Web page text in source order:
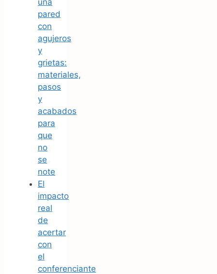
pared
con
agujeros
y
grietas:
materiales,
pasos
y
acabados
para
que
no
se
note
El
impacto
real
de
acertar
con
el
conferenciante